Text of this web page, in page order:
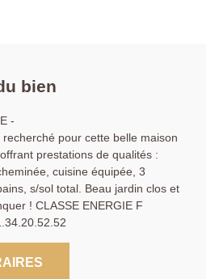
bien
-
pour cette belle maison
prestations de qualités :
cuisine équipée, 3
s/sol total. Beau jardin clos et
! CLASSE ENERGIE F